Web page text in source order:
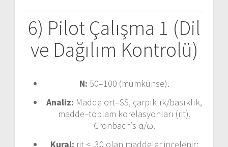
6) Pilot Çalışma 1 (Dil
ve Dağılım Kontrolü)
N: 50–100 (mümkünse).
Analiz: Madde ort–SS, çarpıklık/basıklık,
madde–toplam korelasyonları (rit),
Cronbach’s α/ω.
Kural: rit < .30 olan maddeler incelenir;